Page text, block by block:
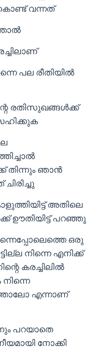
കൊണ്ട് വന്നത്
പല രീതിയിൽ
രതിസുഖങ്ങൾക്ക്
തിന്നും ഞാൻ
അതിലെ
ഊതിയിട്ട് പറഞ്ഞു
ഒരു
നിന്നെ എനിക്ക്
കരച്ചിലിൽ
എന്നാണ്
പറയാതെ
നോക്കി